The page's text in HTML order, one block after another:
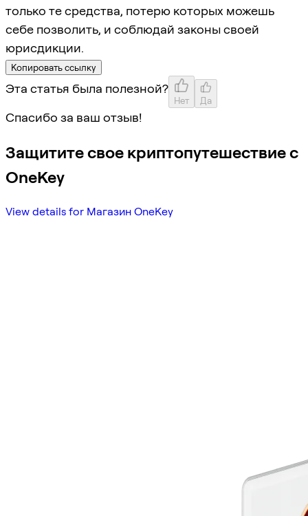
только те средства, потерю которых можешь
себе позволить, и соблюдай законы своей
юрисдикции.
Копировать ссылку
Эта статья была полезной?
Нет Да
Спасибо за ваш отзыв!
Защитите свое криптопутешествие с
OneKey
View details for Магазин OneKey